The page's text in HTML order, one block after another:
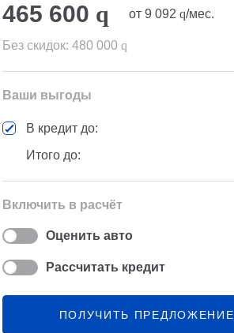
465 600 q от 9 092 q/мес.
Без скидок: 480 000 q
Ваши выгоды
В кредит до:
Итого до:
Включить в расчёт
Оценить авто
Рассчитать кредит
ПОЛУЧИТЬ ПРЕДЛОЖЕНИЕ